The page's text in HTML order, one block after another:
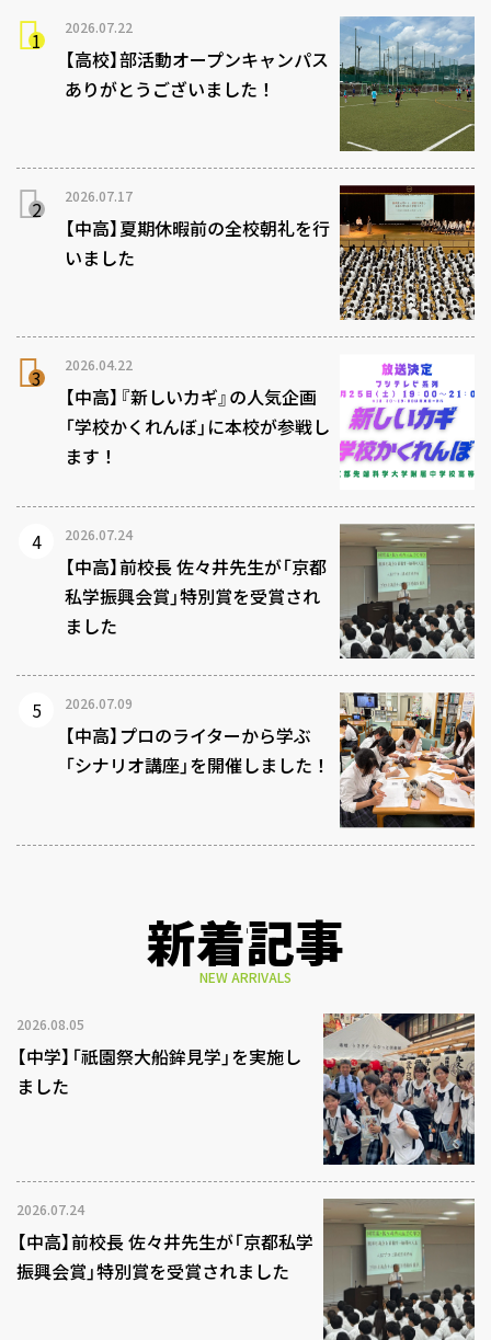
2026.07.22
【高校】部活動オープンキャンパス
ありがとうございました！
2026.07.17
【中高】夏期休暇前の全校朝礼を行
いました
2026.04.22
【中高】『新しいカギ』の人気企画
「学校かくれんぼ」に本校が参戦し
ます！
2026.07.24
【中高】前校長 佐々井先生が「京都
私学振興会賞」特別賞を受賞され
ました
2026.07.09
【中高】プロのライターから学ぶ
「シナリオ講座」を開催しました！
新着記事
NEW ARRIVALS
2026.08.05
【中学】「祇園祭大船鉾見学」を実施し
ました
2026.07.24
【中高】前校長 佐々井先生が「京都私学
振興会賞」特別賞を受賞されました